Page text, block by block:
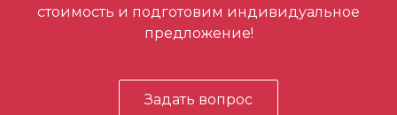
стоимость и подготовим индивидуальное
предложение!
Задать вопрос